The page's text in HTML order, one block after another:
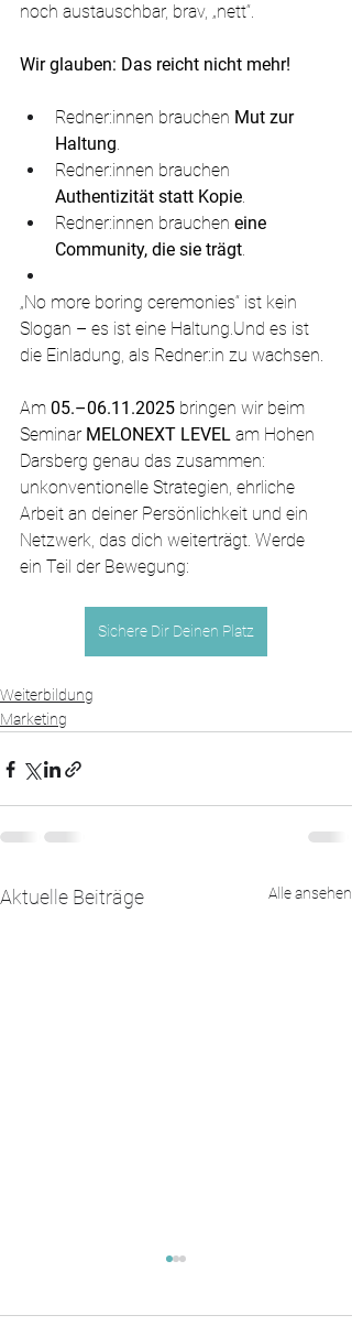
noch austauschbar, brav, „nett“.
Wir glauben: Das reicht nicht mehr!
Redner:innen brauchen Mut zur
Haltung.
Redner:innen brauchen
Authentizität statt Kopie.
Redner:innen brauchen eine
Community, die sie trägt.
„No more boring ceremonies“ ist kein
Slogan – es ist eine Haltung.Und es ist
die Einladung, als Redner:in zu wachsen.
Am 05.–06.11.2025 bringen wir beim
Seminar MELONEXT LEVEL am Hohen
Darsberg genau das zusammen:
unkonventionelle Strategien, ehrliche
Arbeit an deiner Persönlichkeit und ein
Netzwerk, das dich weiterträgt. Werde
ein Teil der Bewegung:
Sichere Dir Deinen Platz
Weiterbildung
Marketing
Aktuelle Beiträge Alle ansehen